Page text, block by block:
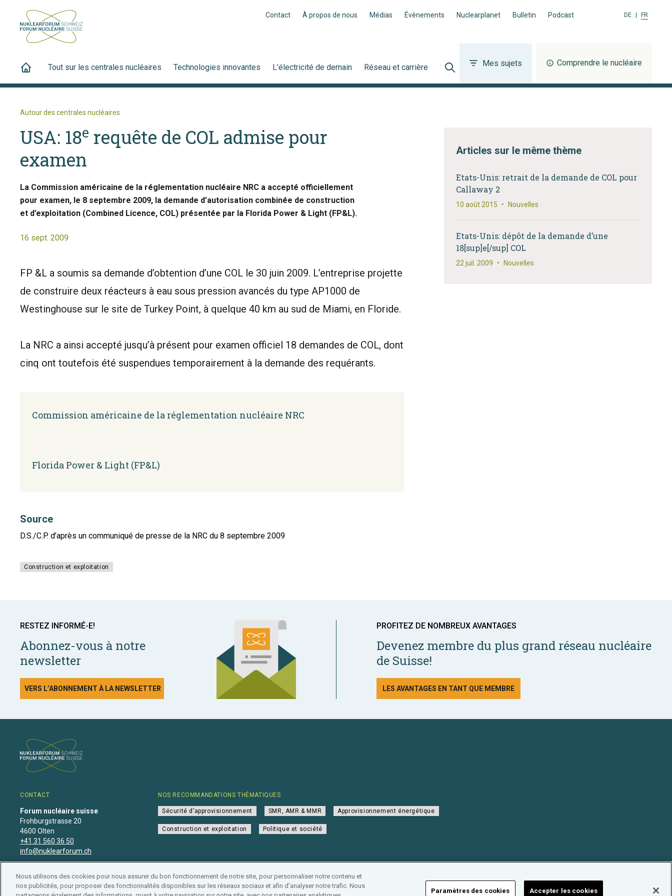
Contact À propos de nous Médias Évènements Nuclearplanet Bulletin Podcast DE FR
Tout sur les centrales nucléaires Technologies innovantes L’électricité de demain Réseau et carrière Mes sujets Comprendre le nucléaire
Autour des centrales nucléaires
USA: 18e requête de COL admise pour
examen
La Commission américaine de la réglementation nucléaire NRC a accepté officiellement
pour examen, le 8 septembre 2009, la demande d’autorisation combinée de construction
et d’exploitation (Combined Licence, COL) présentée par la Florida Power & Light (FP&L).
16 sept. 2009
FP &L a soumis sa demande d’obtention d’une COL le 30 juin 2009. L’entreprise projette
de construire deux réacteurs à eau sous pression avancés du type AP1000 de
Westinghouse sur le site de Turkey Point, à quelque 40 km au sud de Miami, en Floride.
La NRC a ainsi accepté jusqu’à présent pour examen officiel 18 demandes de COL, dont
cinq ont toutefois été suspendues temporairement à la demande des requérants.
Commission américaine de la réglementation nucléaire NRC
Florida Power & Light (FP&L)
Source
D.S./C.P. d’après un communiqué de presse de la NRC du 8 septembre 2009
Construction et exploitation
Articles sur le même thème
Etats-Unis: retrait de la demande de COL pour
Callaway 2
10 août 2015 • Nouvelles
Etats-Unis: dépôt de la demande d’une
18[sup]e[/sup] COL
22 juil. 2009 • Nouvelles
RESTEZ INFORMÉ-E!
Abonnez-vous à notre
newsletter
VERS L’ABONNEMENT À LA NEWSLETTER
PROFITEZ DE NOMBREUX AVANTAGES
Devenez membre du plus grand réseau nucléaire
de Suisse!
LES AVANTAGES EN TANT QUE MEMBRE
CONTACT
Forum nucléaire suisse
Frohburgstrasse 20
4600 Olten
+41 31 560 36 50
info@nuklearforum.ch
NOS RECOMMANDATIONS THÉMATIQUES
Sécurité d’approvisionnement SMR, AMR & MMR Approvisionnement énergétique
Construction et exploitation Politique et société
Nous utilisons des cookies pour nous assurer du bon fonctionnement de notre site, pour personnaliser notre contenu et
nos publicités, pour proposer des fonctionnalités disponibles sur les réseaux sociaux et afin d’analyser notre trafic. Nous
Paramètres des cookies Accepter les cookies